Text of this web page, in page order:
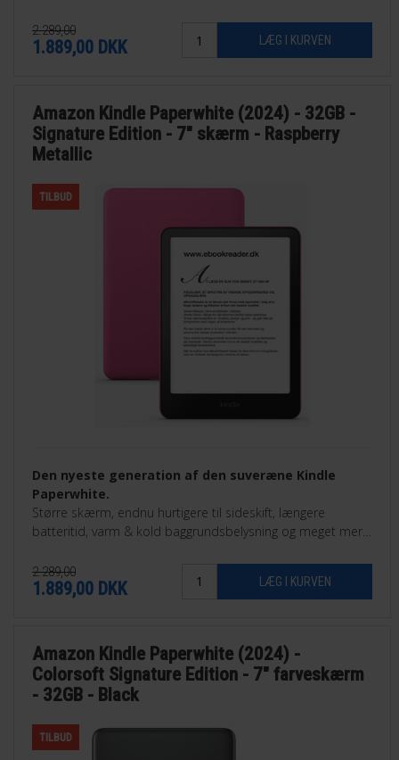
2.289,00
1.889,00 DKK
Amazon Kindle Paperwhite (2024) - 32GB -
Signature Edition - 7" skærm - Raspberry
Metallic
TILBUD
Den nyeste generation af den suveræne Kindle
Paperwhite.
Større skærm, endnu hurtigere til sideskift, længere
batteritid, varm & kold baggrundsbelysning og meget mere.
2.289,00
1.889,00 DKK
Amazon Kindle Paperwhite (2024) -
Colorsoft Signature Edition - 7" farveskærm
- 32GB - Black
TILBUD